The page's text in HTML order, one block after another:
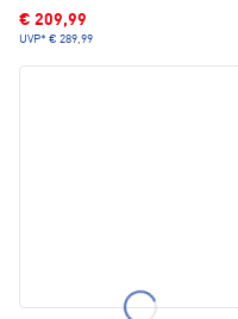
€ 209,99
UVP* € 289,99